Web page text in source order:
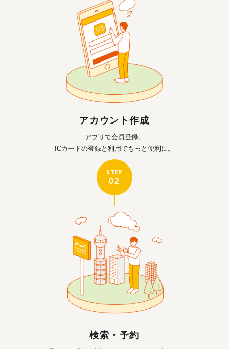
アカウント作成
アプリで会員登録。
ICカードの登録と利用でもっと便利に。
STEP
02
検索・予約